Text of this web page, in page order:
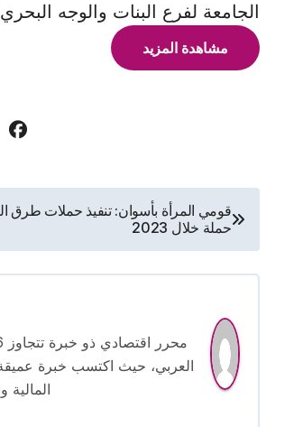
الجامعة لفرع البنات والوجه
مشاهدة المزيد
تصفّح
المقالات
حملة خلال 2023
العربي، حيث اكتسب خبرة عميقة
المالية